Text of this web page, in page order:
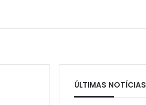
ÚLTIMAS NOTÍCIAS